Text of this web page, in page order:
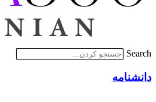
Search
دانشنامه